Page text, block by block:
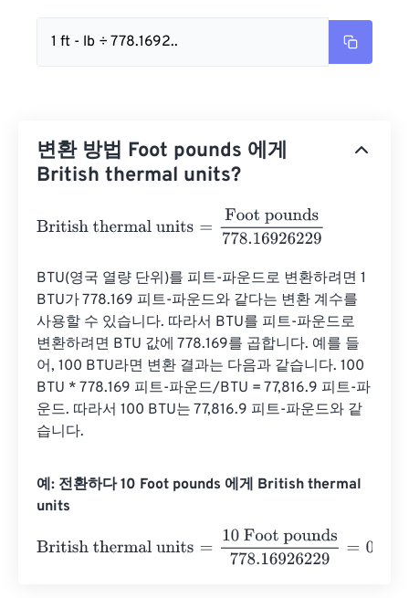
1 ft - lb ÷ 778.1692..
변환 방법 Foot pounds 에게
British thermal units?
British thermal units =Foot pounds 778.16926229
BTU(영국 열량 단위)를 피트-파운드로 변환하려면 1
BTU가 778.169 피트-파운드와 같다는 변환 계수를
사용할 수 있습니다. 따라서 BTU를 피트-파운드로
변환하려면 BTU 값에 778.169를 곱합니다. 예를 들
어, 100 BTU라면 변환 결과는 다음과 같습니다. 100
BTU * 778.169 피트-파운드/BTU = 77,816.9 피트-파
운드. 따라서 100 BTU는 77,816.9 피트-파운드와 같
습니다.
예: 전환하다 10 Foot pounds 에게 British thermal
units
British thermal units
= 10 Foot pounds 778.16926229